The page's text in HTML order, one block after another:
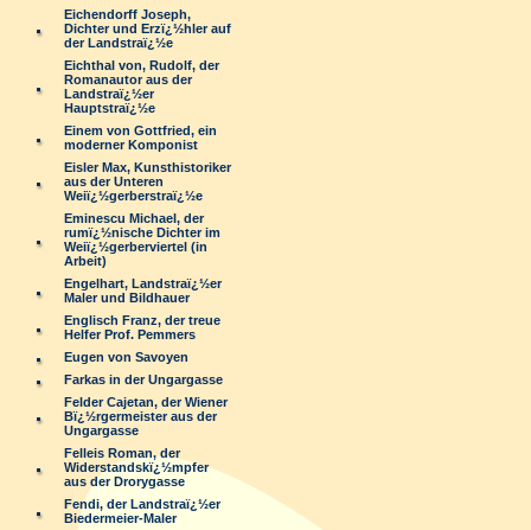
Eichendorff Joseph,
Dichter und Erzï¿½hler auf
der Landstraï¿½e
Eichthal von, Rudolf, der
Romanautor aus der
Landstraï¿½er
Hauptstraï¿½e
Einem von Gottfried, ein
moderner Komponist
Eisler Max, Kunsthistoriker
aus der Unteren
Weiï¿½gerberstraï¿½e
Eminescu Michael, der
rumï¿½nische Dichter im
Weiï¿½gerberviertel (in
Arbeit)
Engelhart, Landstraï¿½er
Maler und Bildhauer
Englisch Franz, der treue
Helfer Prof. Pemmers
Eugen von Savoyen
Farkas in der Ungargasse
Felder Cajetan, der Wiener
Bï¿½rgermeister aus der
Ungargasse
Felleis Roman, der
Widerstandskï¿½mpfer
aus der Drorygasse
Fendi, der Landstraï¿½er
Biedermeier-Maler